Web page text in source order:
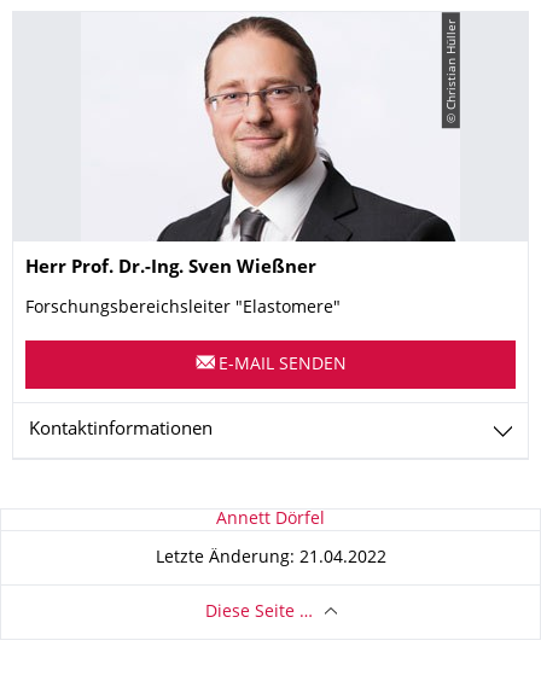
© Christian Hüller
Name
Herr Prof. Dr.-Ing. Sven Wießner
Forschungsbereichsleiter "Elastomere"
E-MAIL SENDEN
Kontaktinformationen
Zu dieser Seite Annett Dörfel
Letzte Änderung: 21.04.2022
Diese Seite …